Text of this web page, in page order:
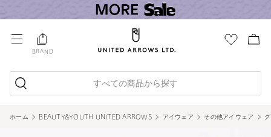
BRAND
すべての商品から探す
ホーム BEAUTY&YOUTH UNITED ARROWS アイウェア その他アイウェア